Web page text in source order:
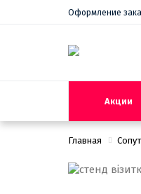
Оформление
Акции
Главная